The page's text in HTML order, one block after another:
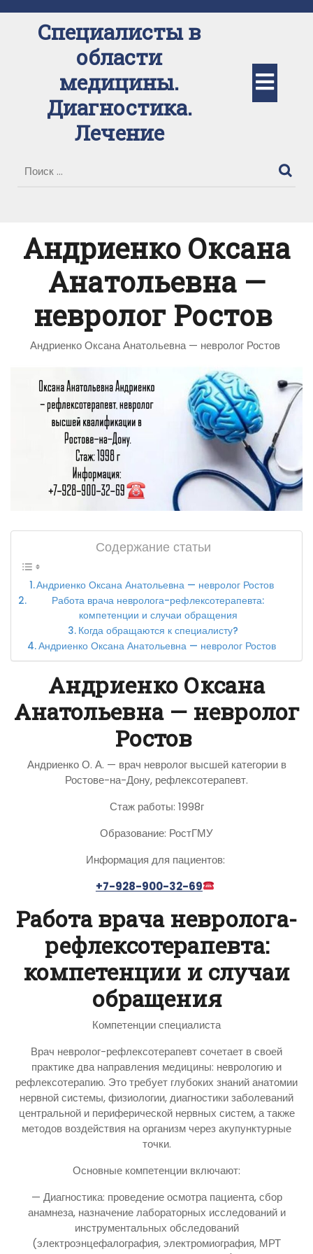
содержимомуСпециалисты в
области
медицины.
Диагностика.
Лечение
Андриенко Оксана
Анатольевна —
невролог Ростов
Андриенко Оксана Анатольевна — невролог Ростов
Содержание статьи
Андриенко Оксана Анатольевна — невролог Ростов
Работа врача невролога-рефлексотерапевта:
компетенции и случаи обращения
Когда обращаются к специалисту?
Андриенко Оксана Анатольевна — невролог Ростов
Андриенко Оксана
Анатольевна — невролог
Ростов
Андриенко О. А. — врач невролог высшей категории в
Ростове-на-Дону, рефлексотерапевт.
Стаж работы: 1998г
Образование: РостГМУ
Информация для пациентов:
+7-928-900-32-69
Работа врача невролога-
рефлексотерапевта:
компетенции и случаи
обращения
Компетенции специалиста
Врач невролог-рефлексотерапевт сочетает в своей
практике два направления медицины: неврологию и
рефлексотерапию. Это требует глубоких знаний анатомии
нервной системы, физиологии, диагностики заболеваний
центральной и периферической нервных систем, а также
методов воздействия на организм через акупунктурные
точки.
Основные компетенции включают:
— Диагностика: проведение осмотра пациента, сбор
анамнеза, назначение лабораторных исследований и
инструментальных обследований
(электроэнцефалография, электромиография, МРТ